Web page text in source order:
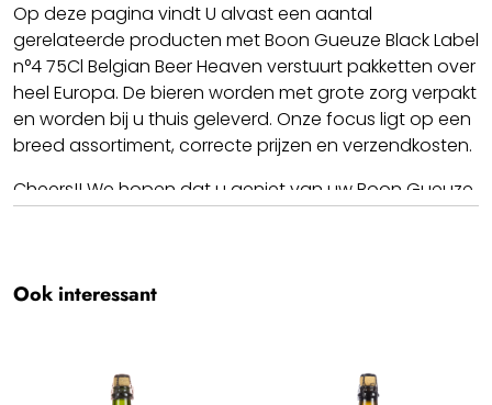
biedt Brouwerij Boon jaarlijks een nieuw, verrassend en
uniek smaakavontuur met de Black Label.
Op deze pagina vindt U alvast een aantal
gerelateerde producten met Boon Gueuze Black Label
n°4 75Cl Belgian Beer Heaven verstuurt pakketten over
heel Europa. De bieren worden met grote zorg verpakt
en worden bij u thuis geleverd. Onze focus ligt op een
breed assortiment, correcte prijzen en verzendkosten.
Cheers!! We hopen dat u geniet van uw Boon Gueuze
Ook interessant